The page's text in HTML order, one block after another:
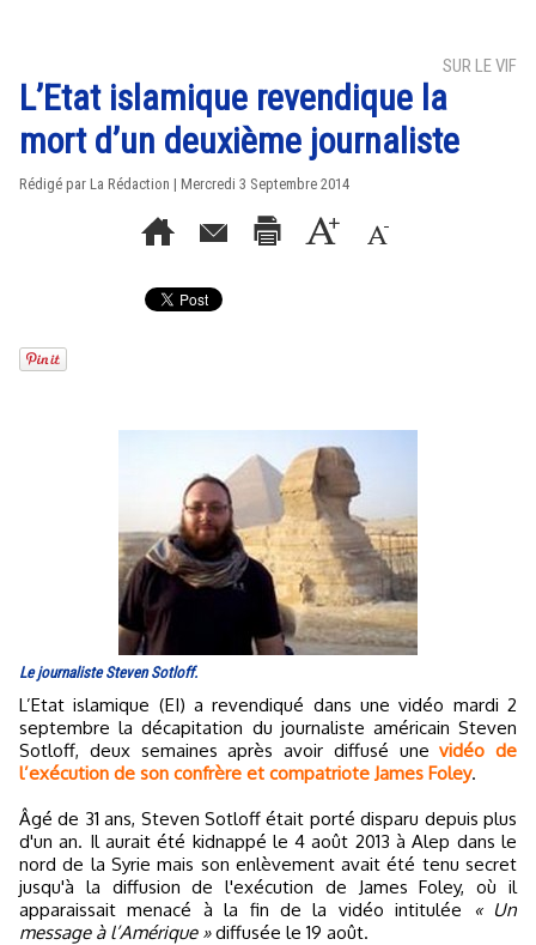
SUR LE VIF
L’Etat islamique revendique la
mort d’un deuxième journaliste
Rédigé par La Rédaction | Mercredi 3 Septembre 2014
Le journaliste Steven Sotloff.
L’Etat islamique (EI) a revendiqué dans une vidéo mardi 2
septembre la décapitation du journaliste américain Steven
Sotloff, deux semaines après avoir diffusé unevidéo de
l’exécution de son confrère et compatriote James Foley.
Âgé de 31 ans, Steven Sotloff était porté disparu depuis plus
d'un an. Il aurait été kidnappé le 4 août 2013 à Alep dans le
nord de la Syrie mais son enlèvement avait été tenu secret
jusqu'à la diffusion de l'exécution de James Foley, où il
apparaissait menacé à la fin de la vidéo intitulée
« Un
message à l’Amérique »diffusée le 19 août.